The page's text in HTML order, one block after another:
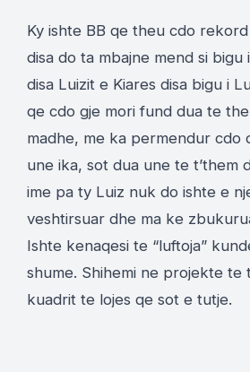
Ky ishte BB qe theu cdo
disa do ta mbajne mend si bigu
disa Luizit e Kiares disa bigu i
qe cdo gje mori fund dua te
madhe, me ka permendur cdo
une ika, sot dua une te t’them
ime pa ty Luiz nuk do ishte e
veshtirsuar dhe ma ke
Ishte kenaqesi te “luftoja”
shume. Shihemi ne projekte te
kuadrit te lojes qe sot e tutje.